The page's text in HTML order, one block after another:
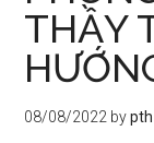
THẦY
08/08/2022 bypth